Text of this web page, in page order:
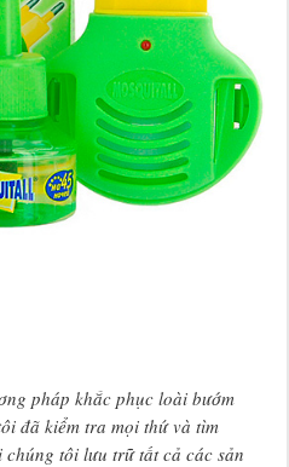
pháp khắc phục loài bướm
đã kiểm tra mọi thứ và tìm
tôi lưu trữ tất cả các sản